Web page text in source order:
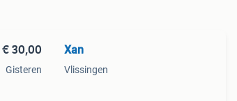
€ 30,00
Gisteren
Xan
Vlissingen